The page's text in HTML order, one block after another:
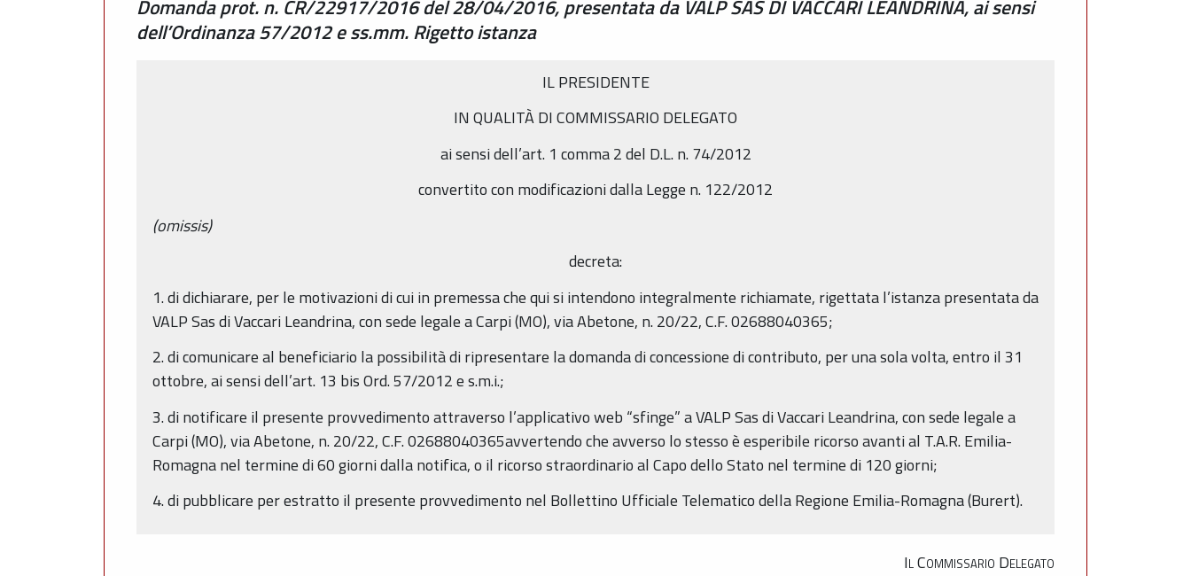
Domanda prot. n. CR/22917/2016 del 28/04/2016, presentata da VALP SAS DI VACCARI LEANDRINA, ai sensi
dell’Ordinanza 57/2012 e ss.mm. Rigetto istanza
IL PRESIDENTE
IN QUALITÀ DI COMMISSARIO DELEGATO
ai sensi dell’art. 1 comma 2 del D.L. n. 74/2012
convertito con modificazioni dalla Legge n. 122/2012
(omissis)
decreta:
1. di dichiarare, per le motivazioni di cui in premessa che qui si intendono integralmente richiamate, rigettata l’istanza presentata da
VALP Sas di Vaccari Leandrina, con sede legale a Carpi (MO), via Abetone, n. 20/22, C.F. 02688040365;
2. di comunicare al beneficiario la possibilità di ripresentare la domanda di concessione di contributo, per una sola volta, entro il 31
ottobre, ai sensi dell’art. 13 bis Ord. 57/2012 e s.m.i.;
3. di notificare il presente provvedimento attraverso l’applicativo web “sfinge” a VALP Sas di Vaccari Leandrina, con sede legale a
Carpi (MO), via Abetone, n. 20/22, C.F. 02688040365avvertendo che avverso lo stesso è esperibile ricorso avanti al T.A.R. Emilia-
Romagna nel termine di 60 giorni dalla notifica, o il ricorso straordinario al Capo dello Stato nel termine di 120 giorni;
4. di pubblicare per estratto il presente provvedimento nel Bollettino Ufficiale Telematico della Regione Emilia-Romagna (Burert).
Il Commissario Delegato